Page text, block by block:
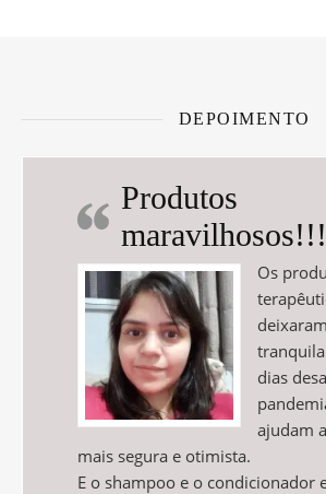
DEPOIMENTO
Produtos
maravilhosos!!!
Os
dias
ajudam
mais segura e otimista.
E o shampoo e o condicionador